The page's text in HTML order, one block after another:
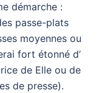
démarche :
passe-plats
moyennes ou
fort étonné d’
de Elle ou de
de presse).